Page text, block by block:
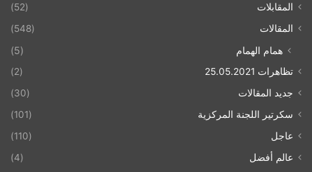
المقابلات
(52)
المقالات
(548)
همام الهمام (5)
تظاهرات 25.05.2021
(2)
جديد المقالات
(30)
سكرتير اللجنة المركزية
(101)
عاجل
(110)
عالم أفضل
(4)